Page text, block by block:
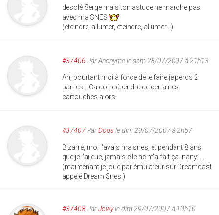
desolé Serge mais ton astuce ne marche pas
avec ma SNES
(eteindre, allumer, eteindre, allumer...)
#37406 ParAnonymele sam 28/07/2007 à 21h13
Ah, pourtant moi à force de le faire je perds 2
parties... Ca doit dépendre de certaines
cartouches alors.
#37407ParDoosle dim 29/07/2007 à 2h57
Bizarre, moi j'avais ma snes, et pendant 8 ans
que je l'ai eue, jamais elle ne m'a fait ça :nany: ...
(maintenant je joue par émulateur sur Dreamcast
appelé Dream Snes.)
#37408ParJowyle dim 29/07/2007 à 10h10